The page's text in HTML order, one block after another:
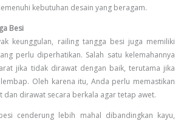
kebutuhan desain yang beragam.
Besi
keunggulan, railing tangga besi juga memiliki
perlu diperhatikan. Salah satu kelemahannya
jika tidak dirawat dengan baik, terutama jika
Oleh karena itu, Anda perlu memastikan
dan dirawat secara berkala agar tetap awet.
cenderung lebih mahal dibandingkan kayu,